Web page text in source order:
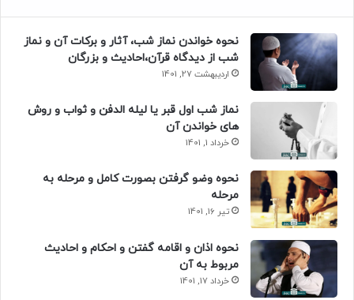
نحوه خواندن نماز شب، آثار و برکات آن و نماز
شب از دیدگاه قرآن،احادیث و بزرگان
اردیبهشت 27, 1401
نماز شب اول قبر یا لیله الدفن و ثواب و روش
های خواندن آن
خرداد 1, 1401
نحوه وضو گرفتن بصورت کامل و مرحله به
مرحله
تیر 16, 1401
نحوه اذان و اقامه گفتن و احکام و احادیث
مربوط به آن
خرداد 17, 1401